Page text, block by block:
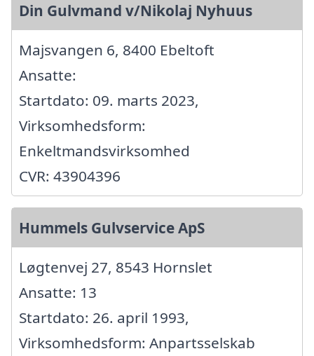
Din Gulvmand v/Nikolaj Nyhuus
Majsvangen 6, 8400 Ebeltoft
Ansatte:
Startdato: 09. marts 2023,
Virksomhedsform:
Enkeltmandsvirksomhed
CVR: 43904396
Hummels Gulvservice ApS
Løgtenvej 27, 8543 Hornslet
Ansatte: 13
Startdato: 26. april 1993,
Virksomhedsform: Anpartsselskab